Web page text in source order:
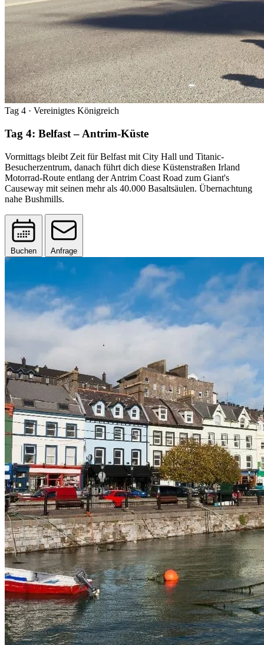
Tag 4 · Vereinigtes Königreich
Tag 4: Belfast – Antrim-Küste
Vormittags bleibt Zeit für Belfast mit City Hall und Titanic-
Besucherzentrum, danach führt dich diese Küstenstraßen Irland
Motorrad-Route entlang der Antrim Coast Road zum Giant's
Causeway mit seinen mehr als 40.000 Basaltsäulen. Übernachtung
nahe Bushmills.
Buchen Anfrage